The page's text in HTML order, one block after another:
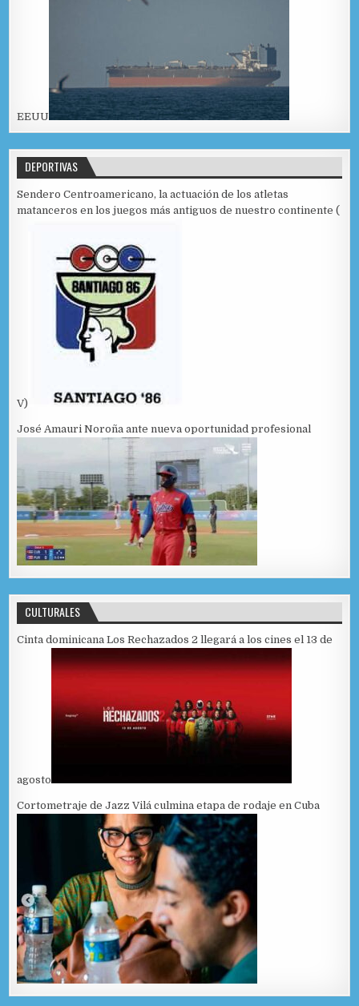
EEUU
DEPORTIVAS
Sendero Centroamericano, la actuación de los atletas
matanceros en los juegos más antiguos de nuestro continente (
V)
José Amauri Noroña ante nueva oportunidad profesional
CULTURALES
Cinta dominicana Los Rechazados 2 llegará a los cines el 13 de
agosto
Cortometraje de Jazz Vilá culmina etapa de rodaje en Cuba